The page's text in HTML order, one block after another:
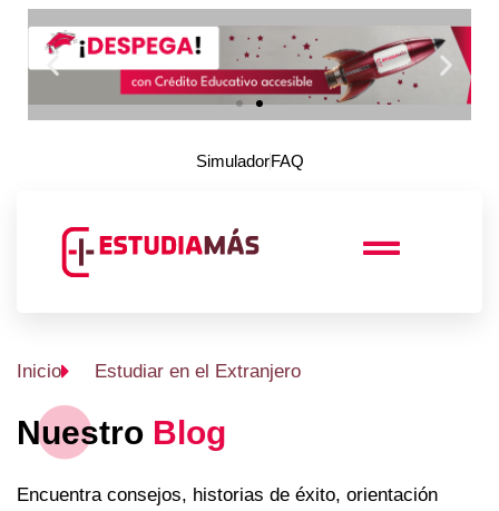
SimuladorFAQ
Inicio Estudiar en el Extranjero
Nuestro Blog
Encuentra consejos, historias de éxito, orientación